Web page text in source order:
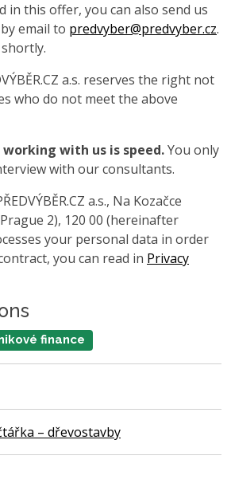
in this offer, you can also send us
email to predvyber@predvyber.cz.
a.s. reserves the right not
who do not meet the above
with us is speed.You only
with our consultants.
a.s., Na Kozačce
2), 120 00 (hereinafter
your personal data in order
you can read in Privacy
finance
– dřevostavby